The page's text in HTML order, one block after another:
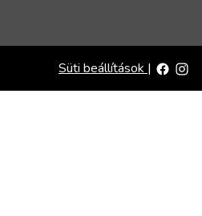
Süti beállítások |